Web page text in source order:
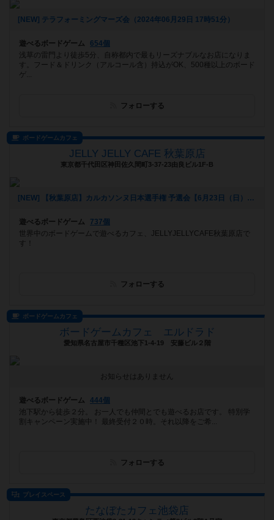
[NEW] テラフォーミングマーズ会（2024年06月29日 17時51分）
遊べるボードゲーム
654個
浅草の雷門より徒歩5分、自称都内で最もリーズナブルなお店になりま
す。フード＆ドリンク（アルコール含）持込がOK、500種以上のボード
ゲ...
フォローする
ボードゲームカフェ
JELLY JELLY CAFE 秋葉原店
東京都千代田区神田佐久間町3-37-23由良ビル1F-B
[NEW] 【秋葉原店】カルカソンヌ日本選手権 予選会【6月23日（日）】（2024年05月15日 15時55分）
遊べるボードゲーム
737個
世界中のボードゲームで遊べるカフェ、JELLYJELLYCAFE秋葉原店で
す！
フォローする
ボードゲームカフェ
ボードゲームカフェ エルドラド
愛知県名古屋市千種区池下1-4-19 安藤ビル２階
お知らせはありません
遊べるボードゲーム
444個
池下駅から徒歩２分。 お一人でも仲間とでも遊べるお店です。 特別学
割キャンペーン実施中！ 最終受付２０時。それ以降をご希...
フォローする
プレイスペース
たなぼたカフェ池袋店